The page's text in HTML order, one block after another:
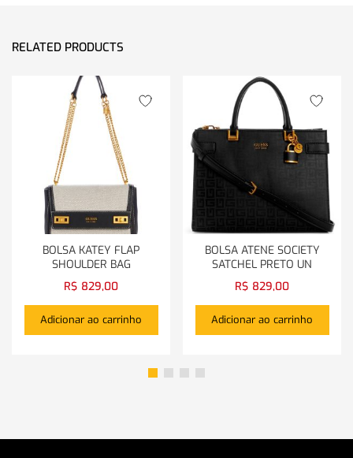
RELATED PRODUCTS
BOLSA KATEY FLAP
SHOULDER BAG
R$ 829,00
Adicionar ao carrinho
BOLSA ATENE SOCIETY
SATCHEL PRETO UN
R$ 829,00
Adicionar ao carrinho